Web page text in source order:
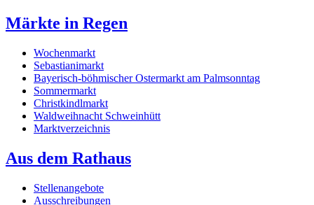
Märkte in Regen
Wochenmarkt
Sebastianimarkt
Bayerisch-böhmischer Ostermarkt am Palmsonntag
Sommermarkt
Christkindlmarkt
Waldweihnacht Schweinhütt
Marktverzeichnis
Aus dem Rathaus
Stellenangebote
Ausschreibungen